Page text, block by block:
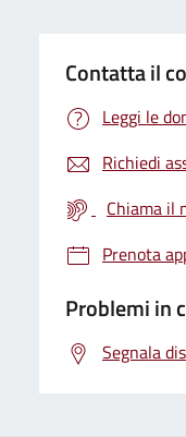
Contatta il
Leggi le
Richiedi
Chiama il
Prenota
Problemi in
Segnala